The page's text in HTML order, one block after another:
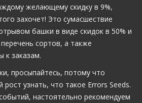
желающему скидку в 9%,
захочет! Это сумасшествие
башки в виде скидок в 50% и
сортов, а также
к заказам.
просыпайтесь, потому что
узнать, что такое Errors Seeds.
настоятельно рекомендуем